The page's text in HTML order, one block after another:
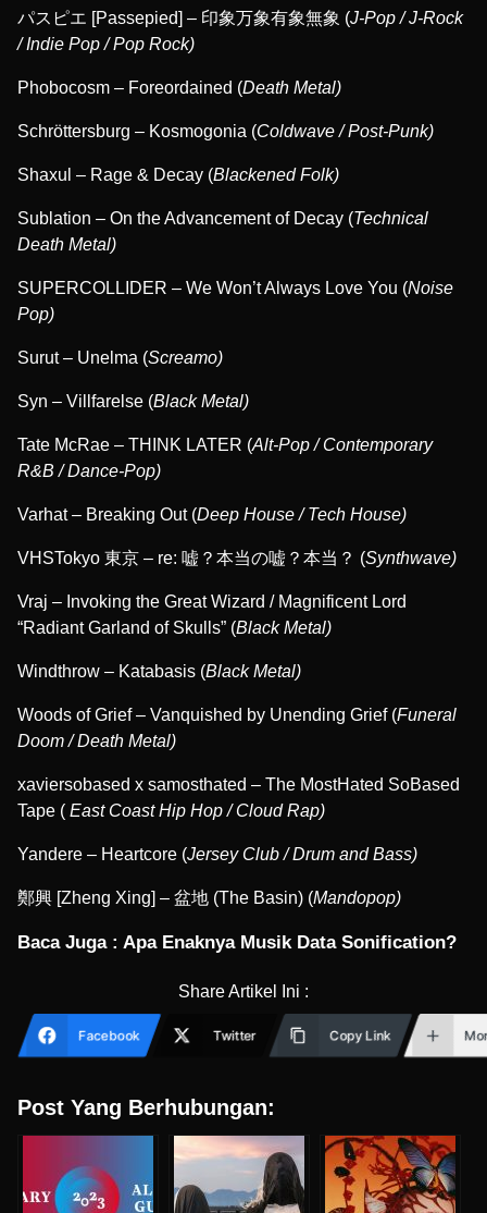
パスピエ [Passepied] – 印象万象有象無象 (J-Pop / J-Rock
/ Indie Pop / Pop Rock)
Phobocosm – Foreordained (Death Metal)
Schröttersburg – Kosmogonia (Coldwave / Post-Punk)
Shaxul – Rage & Decay (Blackened Folk)
Sublation – On the Advancement of Decay (Technical
Death Metal)
SUPERCOLLIDER – We Won’t Always Love You (Noise
Pop)
Surut – Unelma (Screamo)
Syn – Villfarelse (Black Metal)
Tate McRae – THINK LATER (Alt-Pop / Contemporary
R&B / Dance-Pop)
Varhat – Breaking Out (Deep House / Tech House)
VHSTokyo 東京 – re: 嘘？本当の嘘？本当？ (Synthwave)
Vraj – Invoking the Great Wizard / Magnificent Lord
“Radiant Garland of Skulls” (Black Metal)
Windthrow – Katabasis (Black Metal)
Woods of Grief – Vanquished by Unending Grief (Funeral
Doom / Death Metal)
xaviersobased x samosthated – The MostHated SoBased
Tape ( East Coast Hip Hop / Cloud Rap)
Yandere – Heartcore (Jersey Club / Drum and Bass)
鄭興 [Zheng Xing] – 盆地 (The Basin) (Mandopop)
Baca Juga : Apa Enaknya Musik Data Sonification?
Share Artikel Ini :
Facebook Twitter Copy Link
Post Yang Berhubungan: